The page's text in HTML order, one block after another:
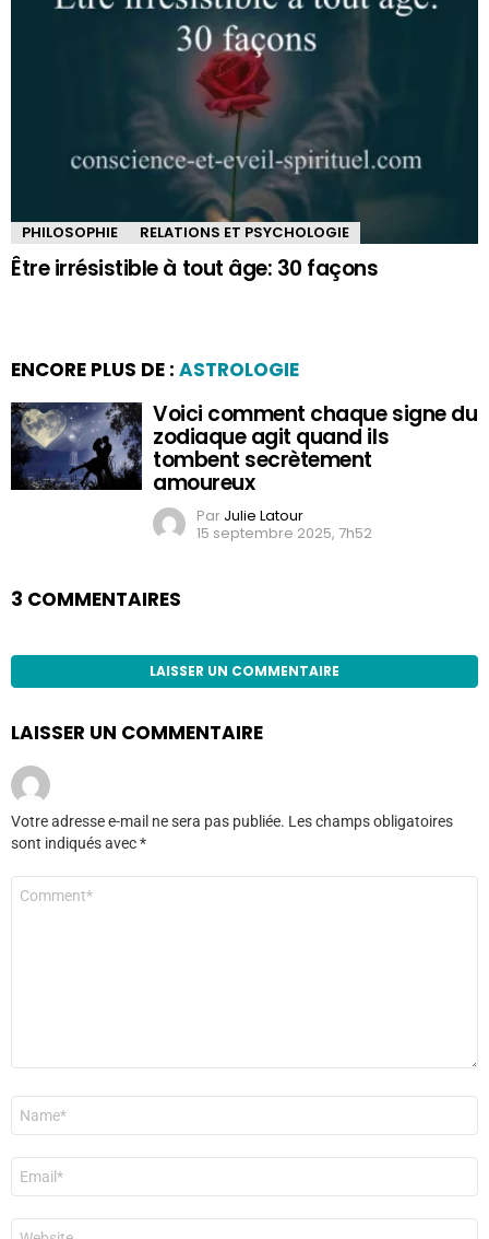
PHILOSOPHIE RELATIONS ET PSYCHOLOGIE
Être irrésistible à tout âge: 30 façons
ENCORE PLUS DE : ASTROLOGIE
Voici comment chaque signe du
zodiaque agit quand ils
tombent secrètement
amoureux
Par Julie Latour
15 septembre 2025, 7h52
3 COMMENTAIRES
LAISSER UN COMMENTAIRE
LAISSER UN COMMENTAIRE
Votre adresse e-mail ne sera pas publiée. Les champs obligatoires
sont indiqués avec*
mail
*
Site